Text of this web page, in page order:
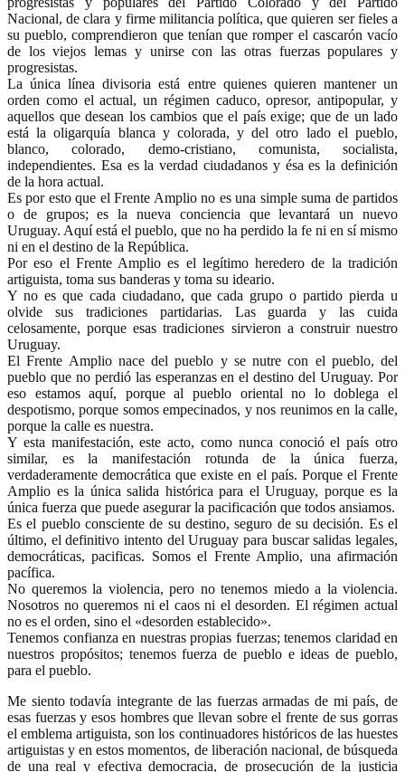
Nacional, de clara y firme militancia política, que quieren ser fieles a
su pueblo, comprendieron que tenían que romper el cascarón vacío
de los viejos lemas y unirse con las otras fuerzas populares y
progresistas.
La única línea divisoria está entre quienes quieren mantener un
orden como el actual, un régimen caduco, opresor, antipopular, y
aquellos que desean los cambios que el país exige; que de un lado
está la oligarquía blanca y colorada, y del otro lado el pueblo,
blanco, colorado, demo-cristiano, comunista, socialista,
independientes. Esa es la verdad ciudadanos y ésa es la definición
de la hora actual.
Es por esto que el Frente Amplio no es una simple suma de partidos
o de grupos; es la nueva conciencia que levantará un nuevo
Uruguay. Aquí está el pueblo, que no ha perdido la fe ni en sí mismo
ni en el destino de la República.
Por eso el Frente Amplio es el legítimo heredero de la tradición
artiguista, toma sus banderas y toma su ideario.
Y no es que cada ciudadano, que cada grupo o partido pierda u
olvide sus tradiciones partidarias. Las guarda y las cuida
celosamente, porque esas tradiciones sirvieron a construir nuestro
Uruguay.
El Frente Amplio nace del pueblo y se nutre con el pueblo, del
pueblo que no perdió las esperanzas en el destino del Uruguay. Por
eso estamos aquí, porque al pueblo oriental no lo doblega el
despotismo, porque somos empecinados, y nos reunimos en la calle,
porque la calle es nuestra.
Y esta manifestación, este acto, como nunca conoció el país otro
similar, es la manifestación rotunda de la única fuerza,
verdaderamente democrática que existe en el país. Porque el Frente
Amplio es la única salida histórica para el Uruguay, porque es la
única fuerza que puede asegurar la pacificación que todos ansiamos.
Es el pueblo consciente de su destino, seguro de su decisión. Es el
último, el definitivo intento del Uruguay para buscar salidas legales,
democráticas, pacificas. Somos el Frente Amplio, una afirmación
pacífica.
No queremos la violencia, pero no tenemos miedo a la violencia.
Nosotros no queremos ni el caos ni el desorden. El régimen actual
no es el orden, sino el «desorden establecido».
Tenemos confianza en nuestras propias fuerzas; tenemos claridad en
nuestros propósitos; tenemos fuerza de pueblo e ideas de pueblo,
para el pueblo.
Me siento todavía integrante de las fuerzas armadas de mi país, de
esas fuerzas y esos hombres que llevan sobre el frente de sus gorras
el emblema artiguista, son los continuadores históricos de las huestes
artiguistas y en estos momentos, de liberación nacional, de búsqueda
de una real y efectiva democracia, de prosecución de la justicia